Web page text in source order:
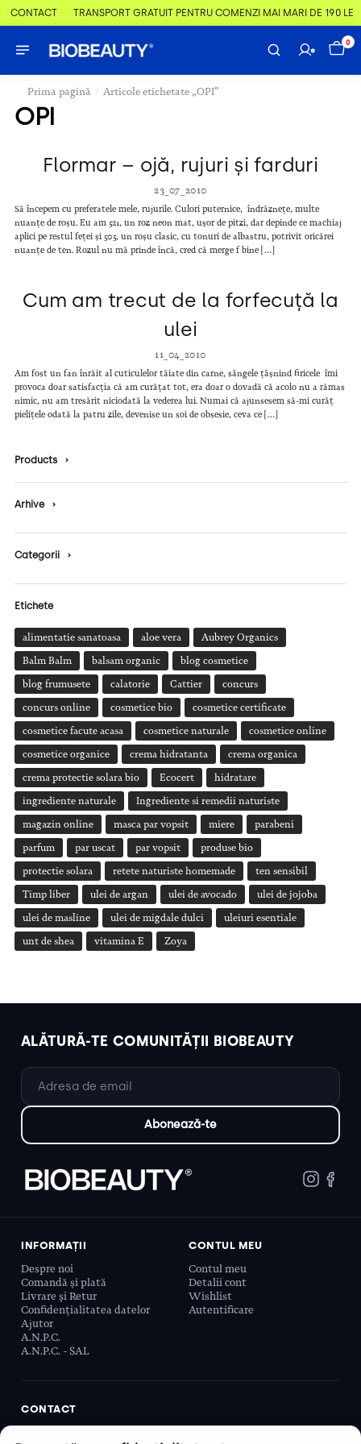
CONTACT TRANSPORT GRATUIT PENTRU COMENZI MAI MARI DE 190 LEI
0
Prima pagină / Articole etichetate „OPI”
OPI
Flormar – ojă, rujuri și farduri
23_07_2010
Să începem cu preferatele mele, rujurile. Culori puternice, îndrăznețe, multe
nuanțe de roșu. Eu am 521, un roz neon mat, ușor de pitzi, dar depinde ce machiaj
aplici pe restul feței și 505, un roșu clasic, cu tonuri de albastru, potrivit oricărei
nuanțe de ten. Rozul nu mă prinde încă, cred că merge f bine […]
Cum am trecut de la forfecuță la
ulei
11_04_2010
Am fost un fan înrăit al cuticulelor tăiate din carne, sângele țâșnind firicele îmi
provoca doar satisfacția că am curățat tot, era doar o dovadă că acolo nu a rămas
nimic, nu am tresărit niciodată la vederea lui. Numai că ajunsesem să-mi curăț
pielițele odată la patru zile, devenise un soi de obsesie, ceva ce […]
Products ›
Arhive ›
Categorii ›
Etichete
alimentatie sanatoasa aloe vera Aubrey Organics
Balm Balm balsam organic blog cosmetice
blog frumusete calatorie Cattier concurs
concurs online cosmetice bio cosmetice certificate
cosmetice facute acasa cosmetice naturale cosmetice online
cosmetice organice crema hidratanta crema organica
crema protectie solara bio Ecocert hidratare
ingrediente naturale Ingrediente si remedii naturiste
magazin online masca par vopsit miere parabeni
parfum par uscat par vopsit produse bio
protectie solara retete naturiste homemade ten sensibil
Timp liber ulei de argan ulei de avocado ulei de jojoba
ulei de masline ulei de migdale dulci uleiuri esentiale
unt de shea vitamina E Zoya
ALĂTURĂ-TE COMUNITĂȚII BIOBEAUTY
INFORMAȚII
Despre noi
Comandă și plată
Livrare și Retur
Confidențialitatea datelor
Ajutor
A.N.P.C.
A.N.P.C. - SAL
CONTUL MEU
Contul meu
Detalii cont
Wishlist
Autentificare
CONTACT